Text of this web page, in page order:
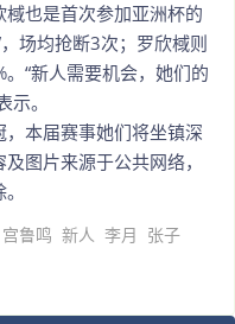
也是首次参加亚洲杯的
场均抢断3次；罗欣棫则
“新人需要机会，她们的
。
本届赛事她们将坐镇深
图片来源于公共网络，
宫鲁鸣 新人 李月 张子